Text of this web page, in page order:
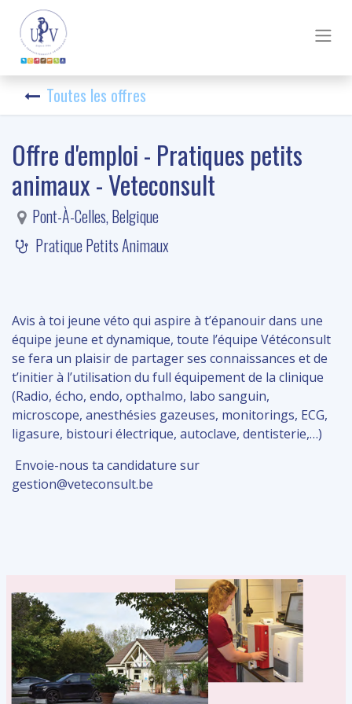
Toutes les offres
Offre d'emploi - Pratiques petits
animaux - Veteconsult
Pont-À-Celles,Belgique
Pratique Petits Animaux
Avis à toi jeune véto qui aspire à t’épanouir dans une
équipe jeune et dynamique, toute l’équipe Vétéconsult
se fera un plaisir de partager ses connaissances et de
t’initier à l’utilisation du full équipement de la clinique
(Radio, écho, endo, opthalmo, labo sanguin,
microscope, anesthésies gazeuses, monitorings, ECG,
ligasure, bistouri électrique, autoclave, dentisterie,…)
Envoie-nous ta candidature sur
gestion@veteconsult.be